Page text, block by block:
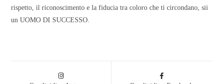
rispetto, il riconoscimento e la fiducia tra coloro che ti circondano, sii
un UOMO DI SUCCESSO.